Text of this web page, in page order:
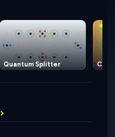
Quantum Splitter